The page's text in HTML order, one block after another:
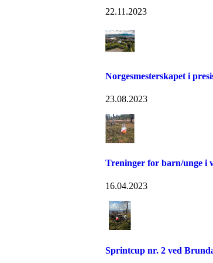
22.11.2023
Norgesmesterskapet i
23.08.2023
Treninger for barn/unge i
16.04.2023
Sprintcup nr. 2 ved